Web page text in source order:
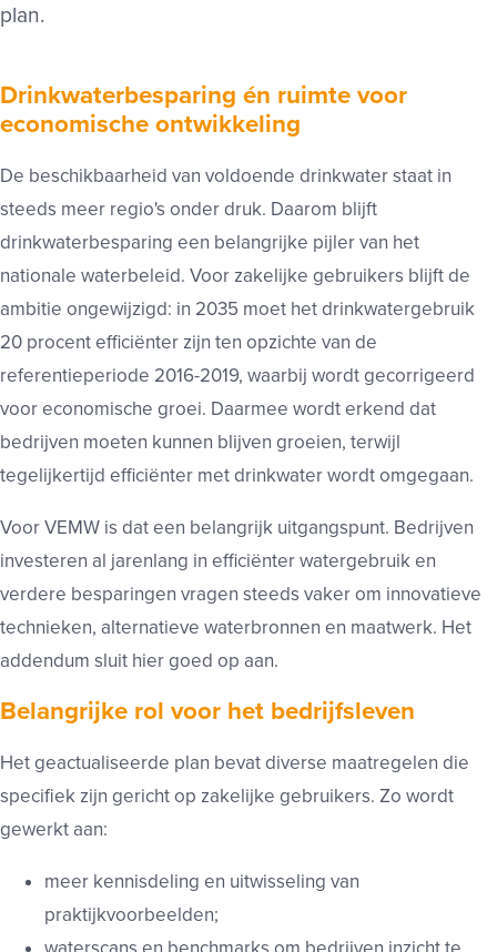
plan.
Drinkwaterbesparing én ruimte voor
economische ontwikkeling
De beschikbaarheid van voldoende drinkwater staat in
steeds meer regio's onder druk. Daarom blijft
drinkwaterbesparing een belangrijke pijler van het
nationale waterbeleid. Voor zakelijke gebruikers blijft de
ambitie ongewijzigd: in 2035 moet het drinkwatergebruik
20 procent efficiënter zijn ten opzichte van de
referentieperiode 2016-2019, waarbij wordt gecorrigeerd
voor economische groei. Daarmee wordt erkend dat
bedrijven moeten kunnen blijven groeien, terwijl
tegelijkertijd efficiënter met drinkwater wordt omgegaan.
Voor VEMW is dat een belangrijk uitgangspunt. Bedrijven
investeren al jarenlang in efficiënter watergebruik en
verdere besparingen vragen steeds vaker om innovatieve
technieken, alternatieve waterbronnen en maatwerk. Het
addendum sluit hier goed op aan.
Belangrijke rol voor het bedrijfsleven
Het geactualiseerde plan bevat diverse maatregelen die
specifiek zijn gericht op zakelijke gebruikers. Zo wordt
gewerkt aan:
meer kennisdeling en uitwisseling van
praktijkvoorbeelden;